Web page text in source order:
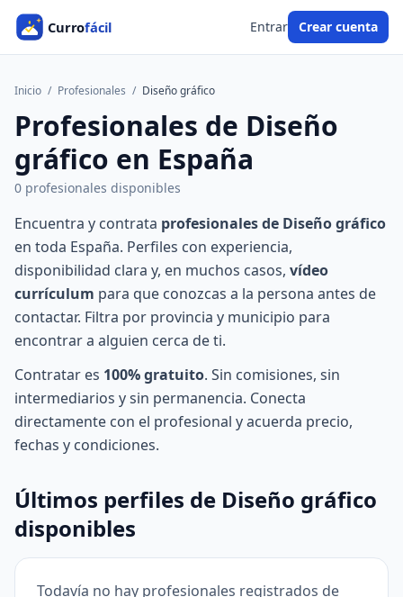
Entrar Crear cuenta
Inicio / Profesionales / Diseño gráfico
Profesionales de Diseño
gráfico en España
0 profesionales disponibles
Encuentra y contrata profesionales de Diseño gráfico
en toda España. Perfiles con experiencia,
disponibilidad clara y, en muchos casos, vídeo
currículum para que conozcas a la persona antes de
contactar. Filtra por provincia y municipio para
encontrar a alguien cerca de ti.
Contratar es 100% gratuito. Sin comisiones, sin
intermediarios y sin permanencia. Conecta
directamente con el profesional y acuerda precio,
fechas y condiciones.
Últimos perfiles de Diseño gráfico
disponibles
Todavía no hay profesionales registrados de